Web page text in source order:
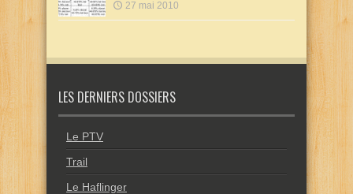
27 mai 2010
LES DERNIERS DOSSIERS
Le PTV
Trail
Le Haflinger